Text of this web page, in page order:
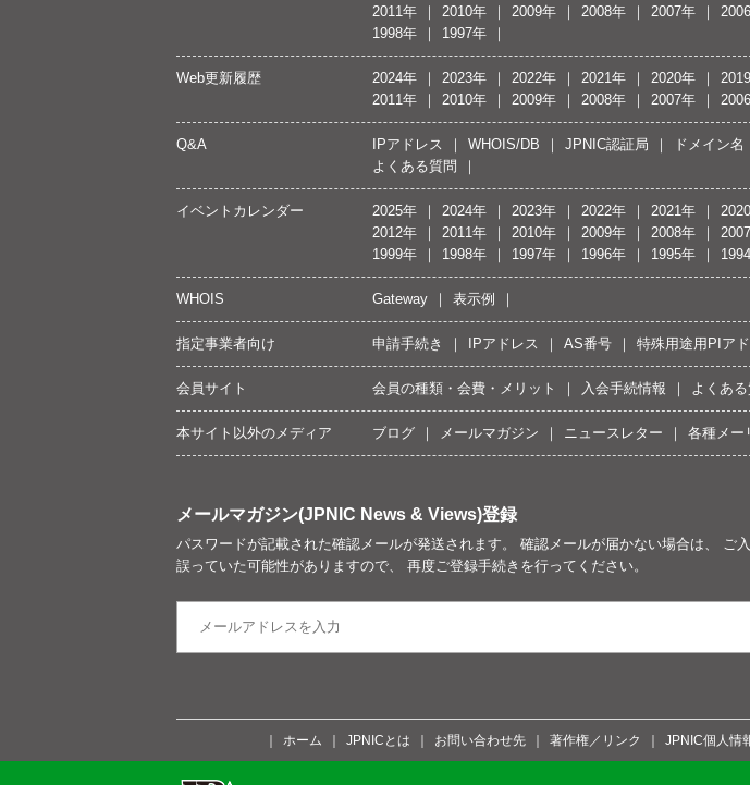
2011年
2010年 2009年 2008年 2007年
1998年
1997年
Web更新履歴 2024年 2023年 2022年 2021年 2020年
2011年
2010年 2009年 2008年 2007年
Q&A IPアドレス WHOIS/DB JPNIC認証局 ドメイン名
よくある質問
イベントカレンダー 2025年 2024年 2023年 2022年 2021年
2012年
2011年 2010年 2009年 2008年
1999年
1998年 1997年 1996年 1995年
WHOIS Gateway 表示例
指定事業者向け 申請手続き IPアドレス AS番号 特殊用途用PIア
会員サイト 会員の種類・会費・メリット 入会手続情報 よくある
本サイト以外のメディア ブログ メールマガジン ニュースレター 各種メー
メールマガジン(JPNIC News & Views)登録
パスワードが記載された確認メールが発送されます。 確認メールが届かない場合は、 ご
誤っていた可能性がありますので、 再度ご登録手続きを行ってください。
ホーム JPNICとは お問い合わせ先 著作権／リンク JPNIC個人情